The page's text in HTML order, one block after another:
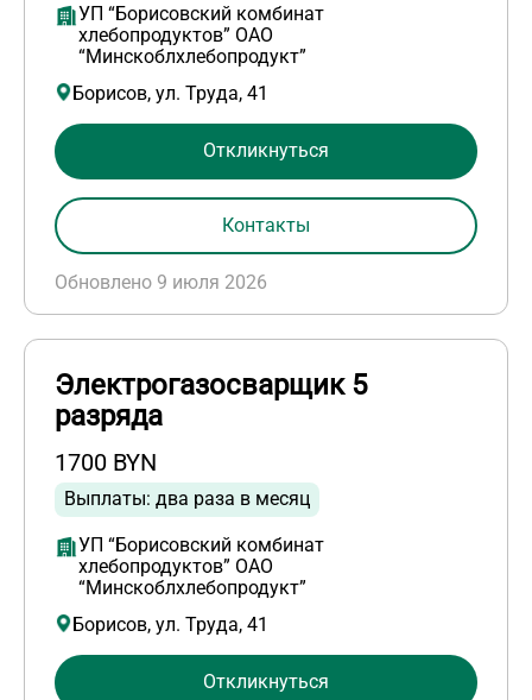
УП “Борисовский комбинат
хлебопродуктов” ОАО
“Минскоблхлебопродукт”
Борисов, ул. Труда, 41
Обновлено 9 июля 2026
Откликнуться
Контакты
Электрогазосварщик 5
разряда
1700 BYN
Выплаты: два раза в месяц
УП “Борисовский комбинат
хлебопродуктов” ОАО
“Минскоблхлебопродукт”
Борисов, ул. Труда, 41
Откликнуться